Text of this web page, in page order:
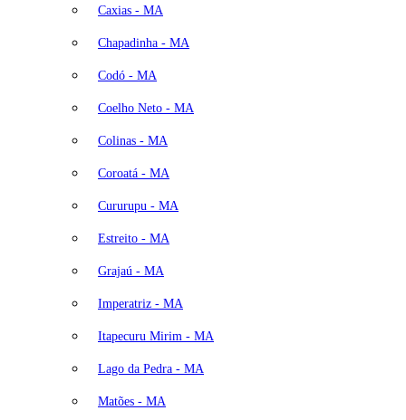
Caxias - MA
Chapadinha - MA
Codó - MA
Coelho Neto - MA
Colinas - MA
Coroatá - MA
Cururupu - MA
Estreito - MA
Grajaú - MA
Imperatriz - MA
Itapecuru Mirim - MA
Lago da Pedra - MA
Matões - MA